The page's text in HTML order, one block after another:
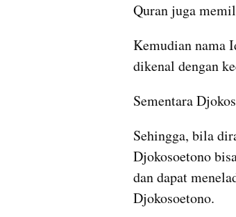
Quran juga
Kemudian nama
dikenal dengan
Sementara
Sehingga, bila
Djokosoetono
dan dapat
Djokosoetono.